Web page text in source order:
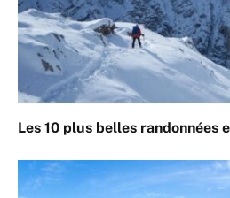
Les 10 plus belles randonnées